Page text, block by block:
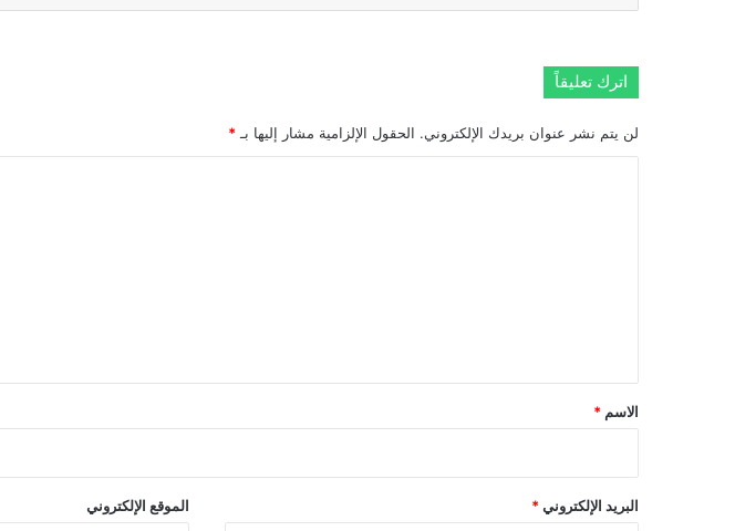
اترك تعليقاً
لن يتم نشر عنوان بريدك الإلكتروني. الحقول الإلزامية مشار إليها بـ *
*
الاسم *
البريد الإلكتروني * الموقع الإلكتروني